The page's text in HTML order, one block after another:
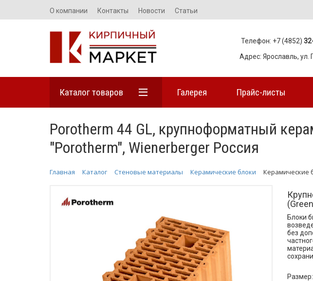
О компании Контакты Новости Статьи
Телефон: +7 (4852)
Адрес: Ярославль, ул.
Каталог товаров Галерея Прайс-листы
Porotherm 44 GL, крупноформатный
"Porotherm", Wienerberger Россия
Главная Каталог Стеновые материалы Керамические блоки Керамические
Блоки
без
Размер: